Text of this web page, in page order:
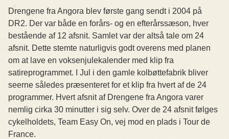
Drengene fra Angora blev første gang sendt i 2004 på
DR2. Der var både en forårs- og en efterårssæson, hver
bestående af 12 afsnit. Samlet var der altså tale om 24
afsnit. Dette stemte naturligvis godt overens med planen
om at lave en voksenjulekalender med klip fra
satireprogrammet. I Jul i den gamle kolbøttefabrik bliver
seerne således præsenteret for et klip fra hvert af de 24
programmer. Hvert afsnit af Drengene fra Angora varer
nemlig cirka 30 minutter i sig selv. Over de 24 afsnit følges
cykelholdets, Team Easy On, vej mod en plads i Tour de
France.